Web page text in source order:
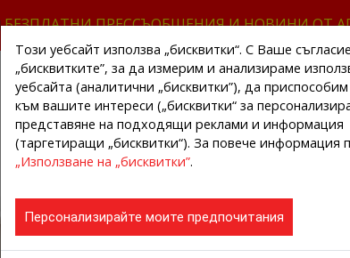
БЕЗПЛАТНИ ПРЕССЪОБЩЕНИЯ И НОВИНИ ОТ
НАЧАЛО НОВИНИ ОТ
Този уебсайт използва „бисквитки“. С Ваше
„бисквитките”, за да измерим и анализираме
уебсайта (аналитични „бисквитки”), да
към вашите интереси („бисквитки“ за
представяне на подходящи реклами и информация
(таргетиращи „бисквитки“). За повече информация
„Използване на „бисквитки”.
Персонализирайте моите предпочитания